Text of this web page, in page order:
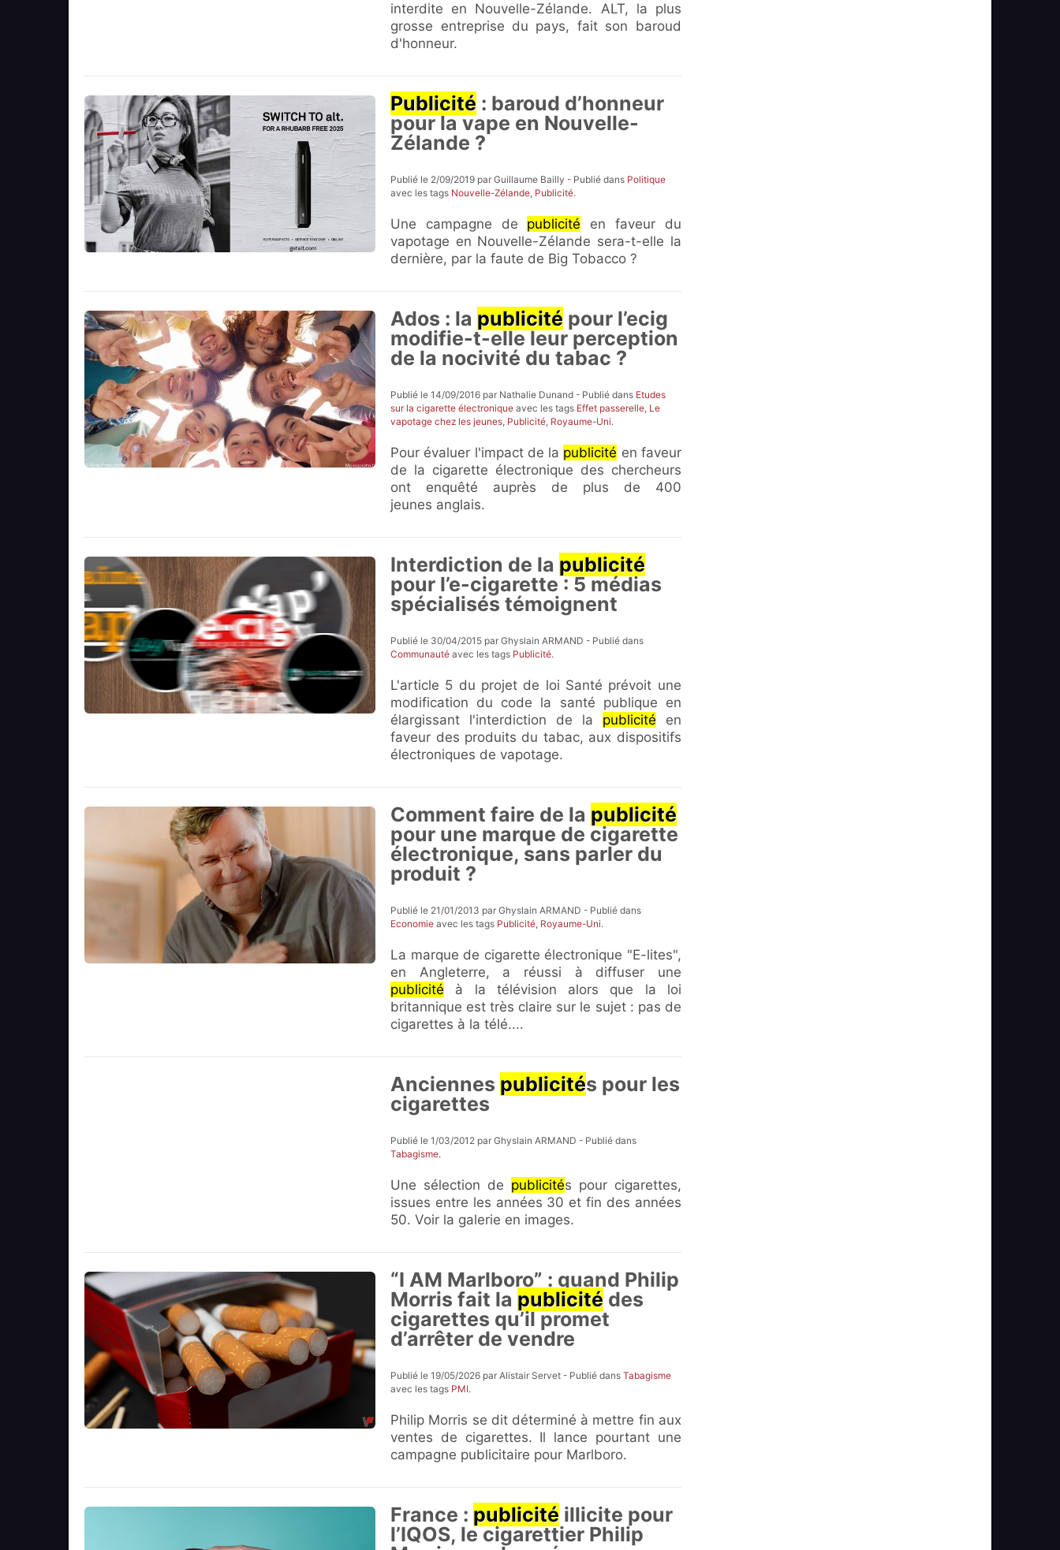
interdite en Nouvelle-Zélande. ALT, la plus
grosse entreprise du pays, fait son baroud
d'honneur.
Publicité : baroud d’honneur
pour la vape en Nouvelle-
Zélande ?
Publié le 2/09/2019 par Guillaume Bailly - Publié dans Politique
avec les tags Nouvelle-Zélande, Publicité.
Une campagne de publicité en faveur du
vapotage en Nouvelle-Zélande sera-t-elle la
dernière, par la faute de Big Tobacco ?
Ados : la publicité pour l’ecig
modifie-t-elle leur perception
de la nocivité du tabac ?
Publié le 14/09/2016 par Nathalie Dunand - Publié dans Etudes
sur la cigarette électronique avec les tags Effet passerelle, Le
vapotage chez les jeunes, Publicité, Royaume-Uni.
Pour évaluer l'impact de la publicité en faveur
de la cigarette électronique des chercheurs
ont enquêté auprès de plus de 400
jeunes anglais.
Interdiction de la publicité
pour l’e-cigarette : 5 médias
spécialisés témoignent
Publié le 30/04/2015 par Ghyslain ARMAND - Publié dans
Communauté avec les tags Publicité.
L'article 5 du projet de loi Santé prévoit une
modification du code la santé publique en
élargissant l'interdiction de la publicité en
faveur des produits du tabac, aux dispositifs
électroniques de vapotage.
Comment faire de la publicité
pour une marque de cigarette
électronique, sans parler du
produit ?
Publié le 21/01/2013 par Ghyslain ARMAND - Publié dans
Economie avec les tags Publicité, Royaume-Uni.
La marque de cigarette électronique "E-lites",
en Angleterre, a réussi à diffuser une
publicité à la télévision alors que la loi
britannique est très claire sur le sujet : pas de
cigarettes à la télé....
Anciennes publicités pour les
cigarettes
Publié le 1/03/2012 par Ghyslain ARMAND - Publié dans
Tabagisme.
Une sélection de publicités pour cigarettes,
issues entre les années 30 et fin des années
50. Voir la galerie en images.
“I AM Marlboro” : quand Philip
Morris fait la publicité des
cigarettes qu’il promet
d’arrêter de vendre
Publié le 19/05/2026 par Alistair Servet - Publié dansTabagisme
avec les tags PMI.
Philip Morris se dit déterminé à mettre fin aux
ventes de cigarettes. Il lance pourtant une
campagne publicitaire pour Marlboro.
France : publicité illicite pour
l’IQOS, le cigarettier Philip